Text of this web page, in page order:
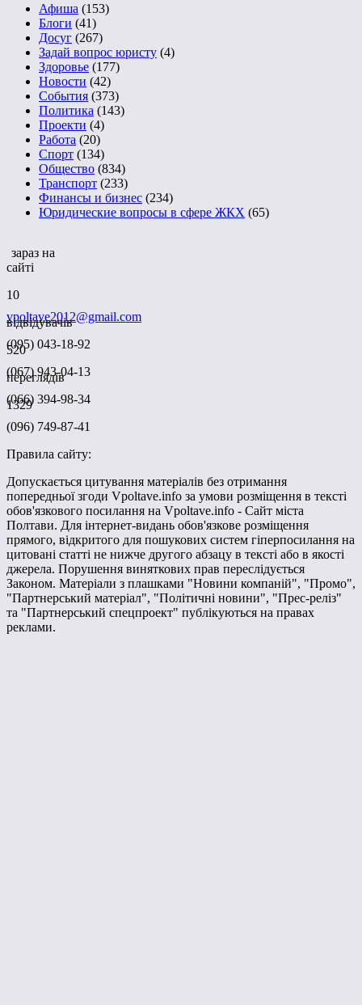
Афиша (153)
Блоги (41)
Досуг (267)
Задай вопрос юристу (4)
Здоровье (177)
Новости (42)
События (373)
Политика (143)
Проекти (4)
Работа (20)
Спорт (134)
Общество (834)
Транспорт (233)
Финансы и бизнес (234)
Юридические вопросы в сфере ЖКХ (65)
зараз на
сайті
10
відвідувачів
520
переглядів
1329
vpoltave2012@gmail.com
(095) 043-18-92
(067) 943-04-13
(066) 394-98-34
(096) 749-87-41
Правила сайту:
Допускається цитування матеріалів без отримання
попередньої згоди Vpoltave.info за умови розміщення в тексті
обов'язкового посилання на Vpoltave.info - Сайт міста
Полтави. Для інтернет-видань обов'язкове розміщення
прямого, відкритого для пошукових систем гіперпосилання на
цитовані статті не нижче другого абзацу в тексті або в якості
джерела. Порушення виняткових прав переслідується
Законом. Матеріали з плашками "Новини компаній", "Промо",
"Партнерський матеріал", "Політичні новини", "Прес-реліз"
та "Партнерський спецпроект" публікуються на правах
реклами.